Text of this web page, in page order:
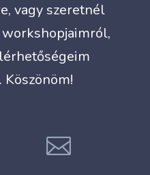
vagy szeretnél
